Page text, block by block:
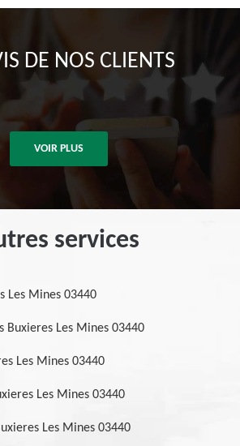
DE NOS CLIENTS
VOIR PLUS
services
Les Mines 03440
Buxieres Les Mines 03440
Les Mines 03440
Les Mines 03440
Les Mines 03440